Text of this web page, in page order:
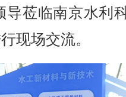
莅临南京水利
现场交流。